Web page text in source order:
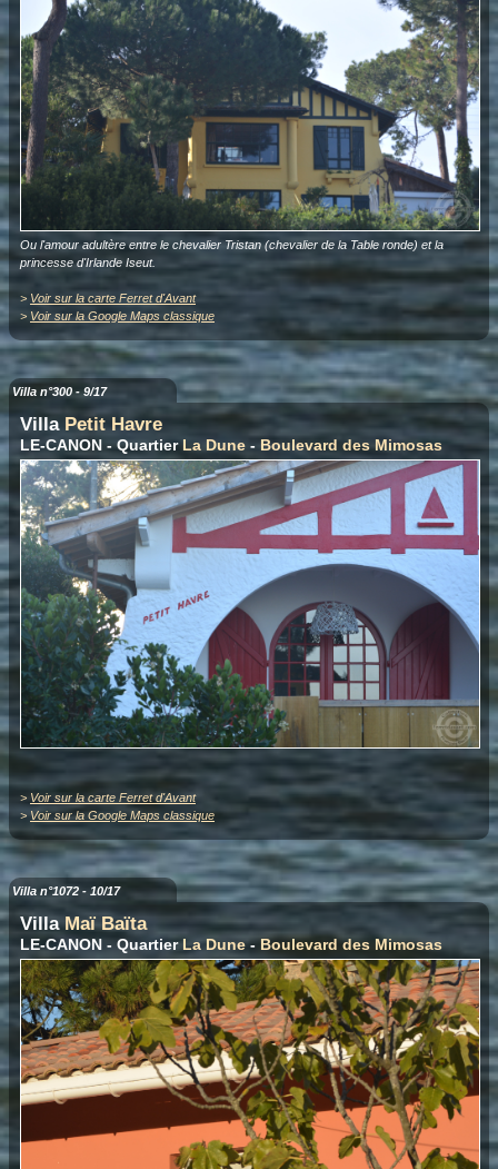
Ou l'amour adultère entre le chevalier Tristan (chevalier de la Table ronde) et la
princesse d'Irlande Iseut.
> Voir sur la carte Ferret d'Avant
> Voir sur la Google Maps classique
Villa n°300 - 9/17
Villa Petit Havre
LE-CANON - QuartierLa Dune - Boulevard des Mimosas
> Voir sur la carte Ferret d'Avant
>Voir sur la Google Maps classique
Villa n°1072 - 10/17
VillaMaï Baïta
LE-CANON - Quartier La Dune-Boulevard des Mimosas